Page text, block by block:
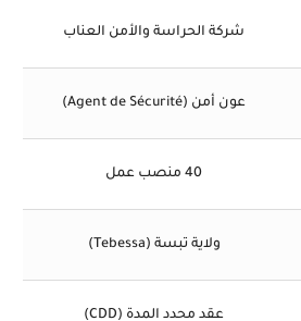
شركة الحراسة والأمن العناب
عون أمن (Agent de Sécurité)
40 منصب عمل
ولاية تبسة (Tebessa)
عقد محدد المدة (CDD)